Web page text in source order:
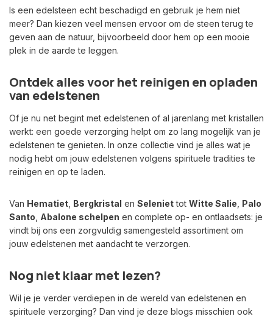
Is een edelsteen echt beschadigd en gebruik je hem niet
meer? Dan kiezen veel mensen ervoor om de steen terug te
geven aan de natuur, bijvoorbeeld door hem op een mooie
plek in de aarde te leggen.
Ontdek alles voor het reinigen en opladen
van edelstenen
Of je nu net begint met edelstenen of al jarenlang met kristallen
werkt: een goede verzorging helpt om zo lang mogelijk van je
edelstenen te genieten. In onze collectie vind je alles wat je
nodig hebt om jouw edelstenen volgens spirituele tradities te
reinigen en op te laden.
Van Hematiet Bergkristal en Seleniettot Witte Salie Palo
Santo Abalone schelpen en complete op- en ontlaadsets: je
vindt bij ons een zorgvuldig samengesteld assortiment om
jouw edelstenen met aandacht te verzorgen.
Nog niet klaar met lezen?
Wil je je verder verdiepen in de wereld van edelstenen en
spirituele verzorging? Dan vind je deze blogs misschien ook